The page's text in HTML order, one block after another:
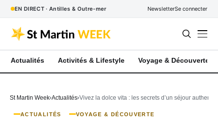
EN DIRECT · Antilles & Outre-mer NewsletterSe connecter
Actualités Activités & Lifestyle Voyage & Découverte
St Martin Week Actualités Vivez la dolce vita : les secrets d’un séjour
ACTUALITÉS VOYAGE & DÉCOUVERTE